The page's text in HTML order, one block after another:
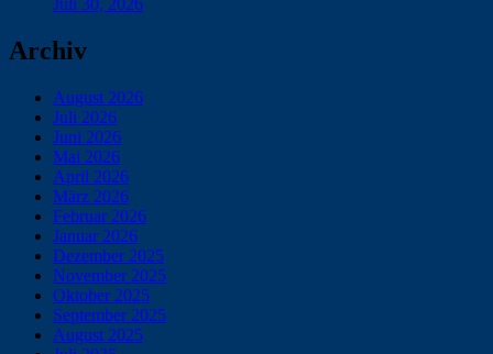
Juli 30, 2026
Archiv
August 2026
Juli 2026
Juni 2026
Mai 2026
April 2026
März 2026
Februar 2026
Januar 2026
Dezember 2025
November 2025
Oktober 2025
September 2025
August 2025